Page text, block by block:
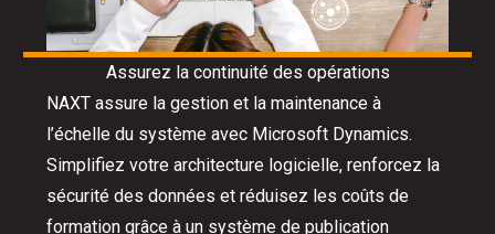
Assurez la continuité des opérations
NAXT assure la gestion et la maintenance à
l’échelle du système avec Microsoft Dynamics.
Simplifiez votre architecture logicielle, renforcez la
sécurité des données et réduisez les coûts de
formation grâce à un système de publication